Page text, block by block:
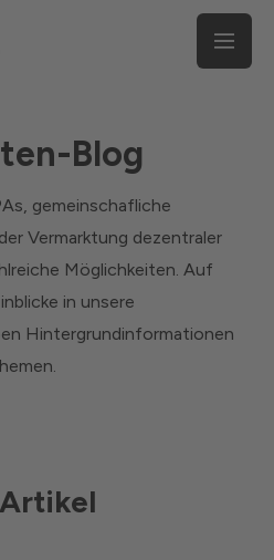
Blog
gemeinschafliche
Vermarktung dezentraler
Möglichkeiten. Auf
in unsere
Hintergrundinformationen